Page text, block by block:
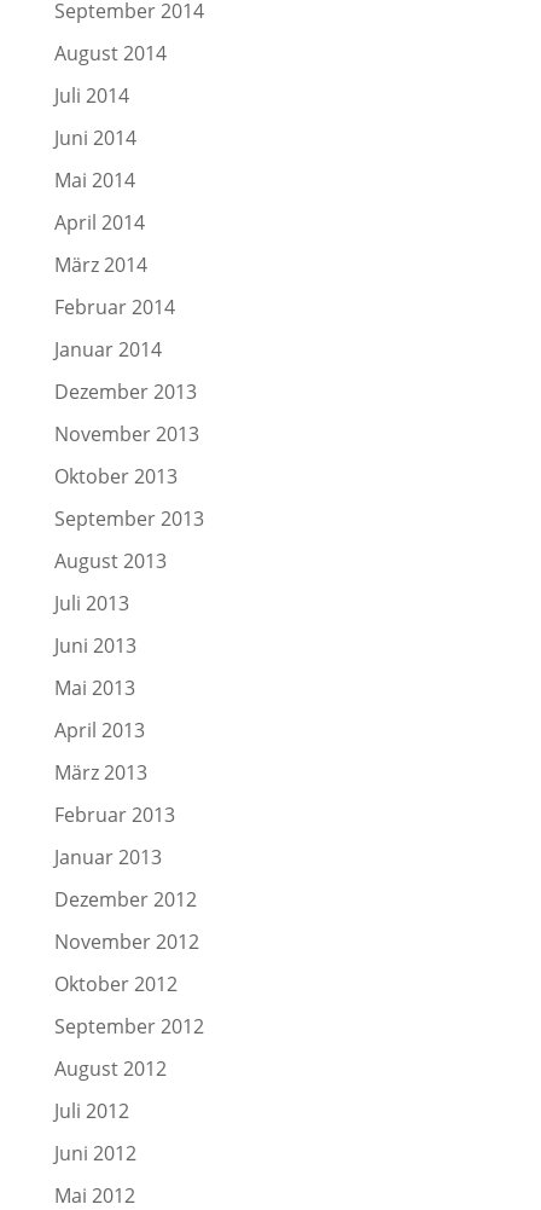
September 2014
August 2014
Juli 2014
Juni 2014
Mai 2014
April 2014
März 2014
Februar 2014
Januar 2014
Dezember 2013
November 2013
Oktober 2013
September 2013
August 2013
Juli 2013
Juni 2013
Mai 2013
April 2013
März 2013
Februar 2013
Januar 2013
Dezember 2012
November 2012
Oktober 2012
September 2012
August 2012
Juli 2012
Juni 2012
Mai 2012